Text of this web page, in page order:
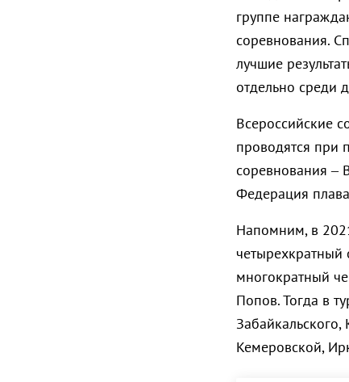
группе
соревнования.
лучшие
отдельно среди
Всероссийские
проводятся при
соревнования –
Федерация
Напомним, в
многократный
Попов. Тогда в
Кемеровской,